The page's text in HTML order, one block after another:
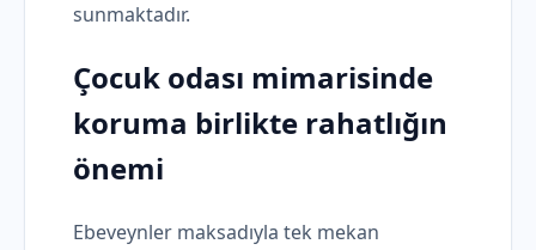
sunmaktadır.
Çocuk odası mimarisinde
koruma birlikte rahatlığın
önemi
Ebeveynler maksadıyla tek mekan